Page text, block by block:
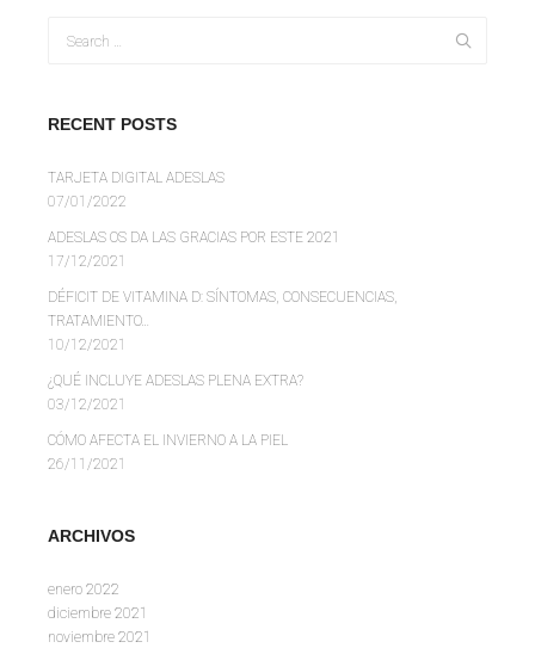
RECENT POSTS
TARJETA DIGITAL ADESLAS
07/01/2022
ADESLAS OS DA LAS GRACIAS POR ESTE 2021
17/12/2021
DÉFICIT DE VITAMINA D: SÍNTOMAS, CONSECUENCIAS,
TRATAMIENTO…
10/12/2021
¿QUÉ INCLUYE ADESLAS PLENA EXTRA?
03/12/2021
CÓMO AFECTA EL INVIERNO A LA PIEL
26/11/2021
ARCHIVOS
enero 2022
diciembre 2021
noviembre 2021